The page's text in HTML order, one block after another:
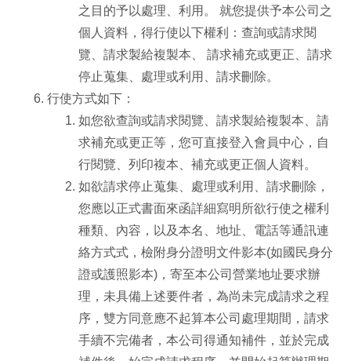
之目的予以處理、利用。 就您提供予本公司之
個人資料，得行使以下權利：查詢或請求閱
覽、請求製給複製本、 請求補充或更正、請求
停止蒐集、處理或利用、請求刪除。
行使方式如下：
如您欲查詢或請求閱覽、請求製給複製本、請
求補充或更正等，您可直接登入會員中心，自
行閱覽、列印複本、補充或更正個人資料。
如欲請求停止蒐集、處理或利用、請求刪除，
您應以正式書面來函詳細寫明所欲行使之權利
種類、內容，以及本名、地址、電話等通訊連
絡方式式，檢附身分證明文件影本(如國民身分
證或護照影本)，寄至本公司營業地址要求辦
理，未具備上述要件者，為尚未完成請求之程
序，雙方同意應不起算本公司處理期間，請求
手續不完備者，本公司得通知補件，並於完成